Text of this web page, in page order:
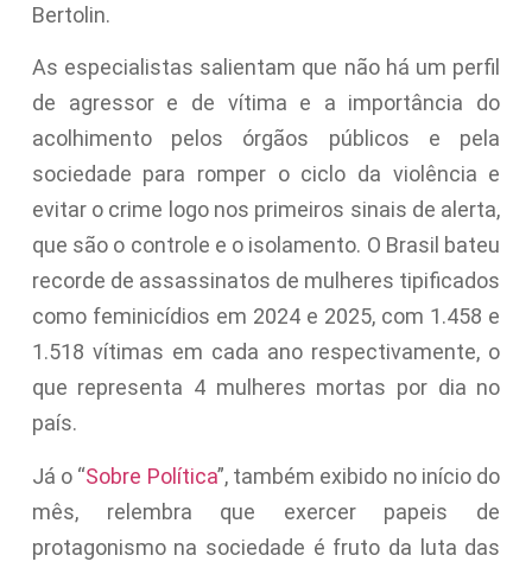
Bertolin.
As especialistas salientam que não há um perfil
de agressor e de vítima e a importância do
acolhimento pelos órgãos públicos e pela
sociedade para romper o ciclo da violência e
evitar o crime logo nos primeiros sinais de alerta,
que são o controle e o isolamento. O Brasil bateu
recorde de assassinatos de mulheres tipificados
como feminicídios em 2024 e 2025, com 1.458 e
1.518 vítimas em cada ano respectivamente, o
que representa 4 mulheres mortas por dia no
país.
Já o “Sobre Política”, também exibido no início do
mês, relembra que exercer papeis de
protagonismo na sociedade é fruto da luta das